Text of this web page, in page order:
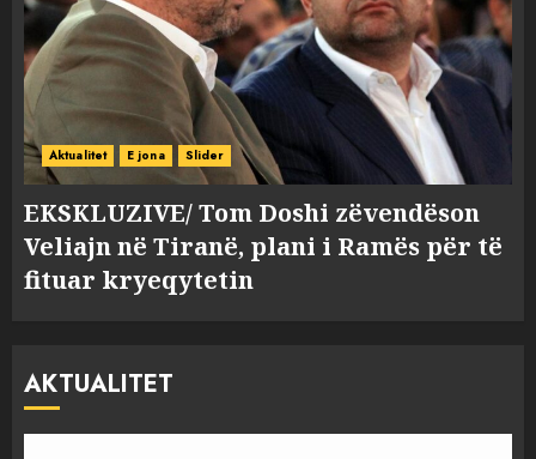
Aktualitet E jona Slider
EKSKLUZIVE/ Tom Doshi zëvendëson
Veliajn në Tiranë, plani i Ramës për të
fituar kryeqytetin
AKTUALITET